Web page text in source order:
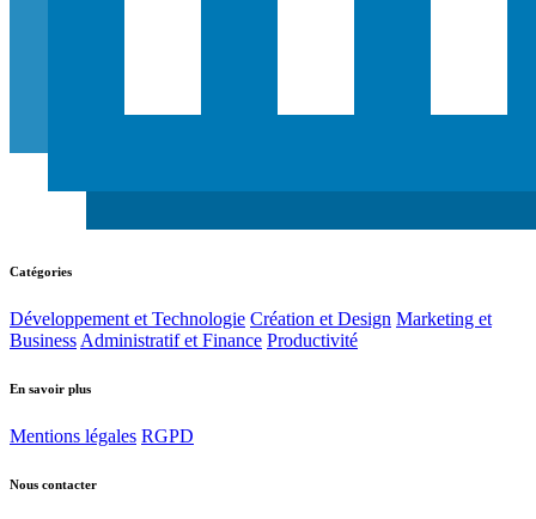
Catégories
Développement et Technologie Création et Design Marketing et
Business Administratif et Finance Productivité
En savoir plus
Mentions légales RGPD
Nous contacter